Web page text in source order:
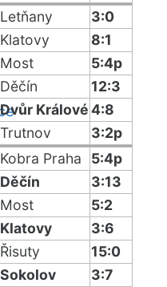
Letňany
3:0
Klatovy
8:1
Most
5:4p
Děčín
12:3
Dvůr Králové4:8
Trutnov
3:2p
Kobra Praha
5:4p
Děčín
3:13
Most
5:2
Klatovy
3:6
Řisuty
15:0
Sokolov
3:7